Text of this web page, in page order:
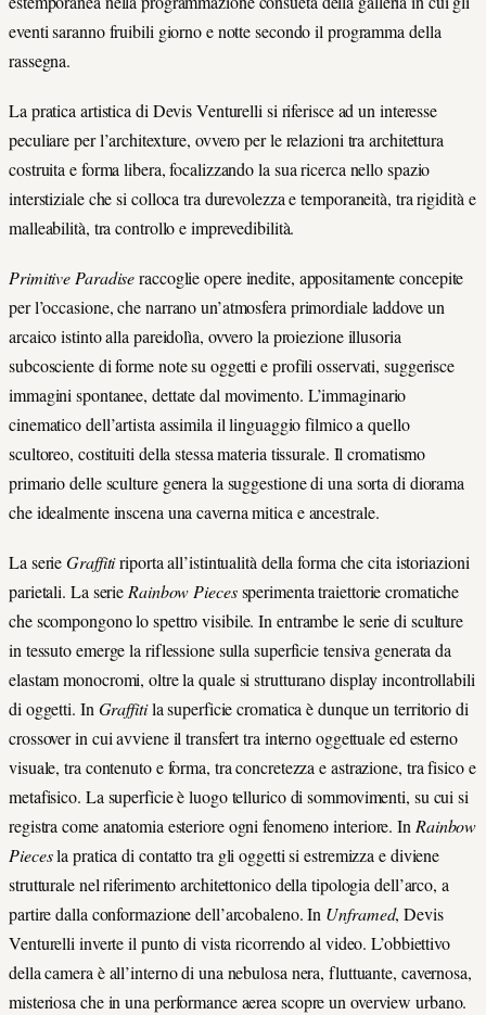
eventi saranno fruibili giorno e notte secondo il programma della
rassegna.
La pratica artistica di Devis Venturelli si riferisce ad un interesse
peculiare per l’architexture, ovvero per le relazioni tra architettura
costruita e forma libera, focalizzando la sua ricerca nello spazio
interstiziale che si colloca tra durevolezza e temporaneità, tra rigidità e
malleabilità, tra controllo e imprevedibilità.
Primitive Paradiseraccoglie opere inedite, appositamente concepite
per l’occasione, che narrano un’atmosfera primordiale laddove un
arcaico istinto alla pareidolìa, ovvero la proiezione illusoria
subcosciente di forme note su oggetti e profili osservati, suggerisce
immagini spontanee, dettate dal movimento. L’immaginario
cinematico dell’artista assimila il linguaggio filmico a quello
scultoreo, costituiti della stessa materia tissurale. Il cromatismo
primario delle sculture genera la suggestione di una sorta di diorama
che idealmente inscena una caverna mitica e ancestrale.
La serieGraffitiriporta all’istintualità della forma che cita istoriazioni
parietali. La serieRainbow Piecessperimenta traiettorie cromatiche
che scompongono lo spettro visibile. In entrambe le serie di sculture
in tessuto emerge la riflessione sulla superficie tensiva generata da
elastam monocromi, oltre la quale si strutturano display incontrollabili
di oggetti. InGraffitila superficie cromatica è dunque un territorio di
crossover in cui avviene il transfert tra interno oggettuale ed esterno
visuale, tra contenuto e forma, tra concretezza e astrazione, tra fisico e
metafisico. La superficie è luogo tellurico di sommovimenti, su cui si
registra come anatomia esteriore ogni fenomeno interiore. InRainbow
Piecesla pratica di contatto tra gli oggetti si estremizza e diviene
strutturale nel riferimento architettonico della tipologia dell’arco, a
partire dalla conformazione dell’arcobaleno. In Unframed, Devis
Venturelli inverte il punto di vista ricorrendo al video. L’obbiettivo
della camera è all’interno di una nebulosa nera, fluttuante, cavernosa,
misteriosa che in una performance aerea scopre un overview urbano.